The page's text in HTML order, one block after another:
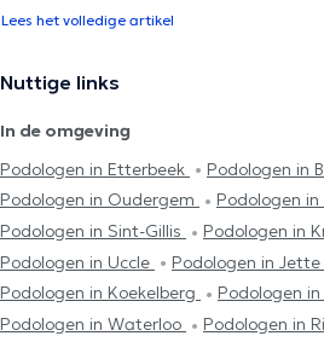
Lees het volledige artikel
Nuttige links
In de omgeving
Podologen in Etterbeek
Podologen in
Podologen in Oudergem
Podologen in
Podologen in Sint-Gillis
Podologen in
Podologen in Uccle
Podologen in Jette
Podologen in Koekelberg
Podologen
Podologen in Waterloo
Podologen in